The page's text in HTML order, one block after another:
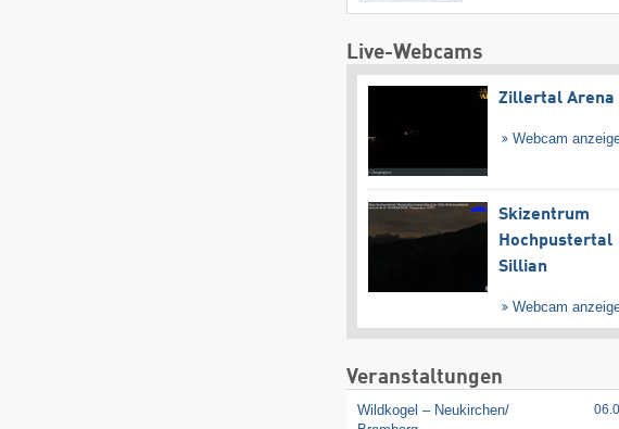
Live-Webcams
Zillertal Arena
Webcam
Skizentrum
Hochpustertal
Sillian
Webcam
Veranstaltungen
Wildkogel – Neukirchen/​